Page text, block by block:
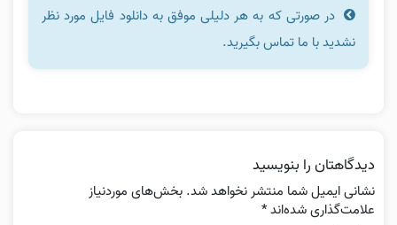
در صورتی که به هر دلیلی موفق به دانلود فایل مورد نظر
نشدید با ما تماس بگیرید.
دیدگاهتان را بنویسید
نشانی ایمیل شما منتشر نخواهد شد. بخش‌های موردنیاز
علامت‌گذاری شده‌اند*